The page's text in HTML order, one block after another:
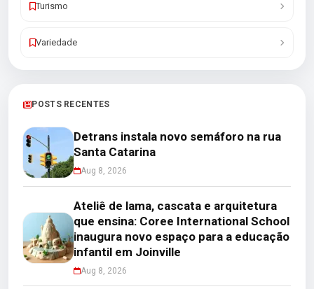
Turismo
Variedade
POSTS RECENTES
Detrans instala novo semáforo na rua
Santa Catarina
Aug 8, 2026
Ateliê de lama, cascata e arquitetura
que ensina: Coree International School
inaugura novo espaço para a educação
infantil em Joinville
Aug 8, 2026